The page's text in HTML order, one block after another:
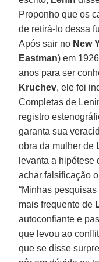
Proponho que os
de retirá-lo dessa
Após sair no New
Eastman) em
anos para ser
Kruchev, ele foi
Completas de
registro
garanta sua
obra da mulher de
levanta a
achar falsificação
“Minhas
mais frequente de
autoconfiante e
que levou ao
que se disse